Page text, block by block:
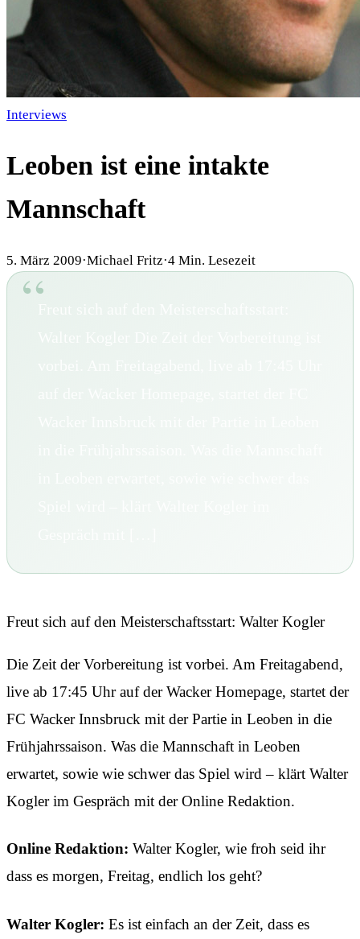
Interviews
Leoben ist eine intakte
Mannschaft
5. März 2009·Michael Fritz·4 Min. Lesezeit
Freut sich auf den Meisterschaftsstart: Walter Kogler
Die Zeit der Vorbereitung ist vorbei. Am Freitagabend,
live ab 17:45 Uhr auf der Wacker Homepage, startet der
FC Wacker Innsbruck mit der Partie in Leoben in die
Frühjahrssaison. Was die Mannschaft in Leoben
erwartet, sowie wie schwer das Spiel wird – klärt Walter
Kogler im Gespräch mit der Online Redaktion.
Online Redaktion: Walter Kogler, wie froh seid ihr
dass es morgen, Freitag, endlich los geht?
Walter Kogler: Es ist einfach an der Zeit, dass es